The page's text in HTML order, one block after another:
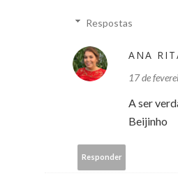
Respostas
ANA
17 de
A ser
Beijinho
Responder